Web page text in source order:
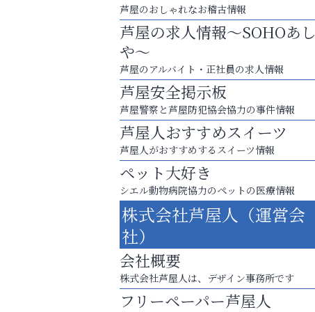
庭のお手入れから遺品整理まで
ちょっとしたお困りごともOK!
いわみ眼科
芦屋のおしゃれなお稽古情報
芦屋の求人情報～SOHOあし
や～
芦屋のアルバイト・正社員の求人情報
芦屋安全掲示板
芦屋警察と芦屋防犯協会協力の事件情報
芦屋人おすすめスイーツ
芦屋人がおすすめするスイーツ情報
ペット大好き
シエル動物病院協力のペットの医療情報
株式会社芦屋人（運営会
社）
会社概要
株式会社芦屋人は、デザイン事務所です
フリーペーパー芦屋人